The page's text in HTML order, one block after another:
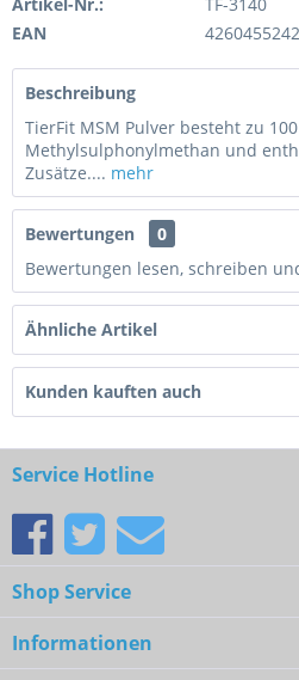
EAN
Beschreibung
TierFit MSM Pulver besteht zu
Methylsulphonylmethan und
Zusätze.... mehr
Bewertungen
0
Bewertungen lesen, schreiben
Ähnliche Artikel
Kunden kauften auch
Service Hotline
Shop Service
Informationen